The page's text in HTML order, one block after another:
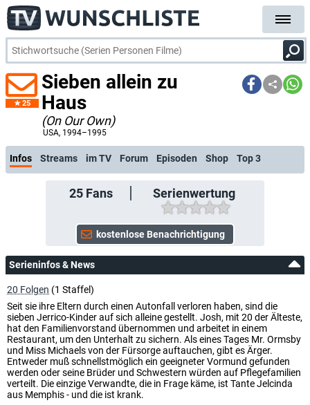
25
Sieben allein zu
Haus
(On Our Own)
USA, 1994–1995
kostenlose E-Mail-
Infos Streams im TV Forum Episoden Shop Top 3
25Fans Serienwertung
Serieninfos & News
20 Folgen (1 Staffel)
Seit sie ihre Eltern durch einen Autonfall verloren haben, sind die
sieben Jerrico-Kinder auf sich alleine gestellt. Josh, mit 20 der Älteste,
hat den Familienvorstand übernommen und arbeitet in einem
Restaurant, um den Unterhalt zu sichern. Als eines Tages Mr. Ormsby
und Miss Michaels von der Fürsorge auftauchen, gibt es Ärger.
Entweder muß schnellstmöglich ein geeigneter Vormund gefunden
werden oder seine Brüder und Schwestern würden auf Pflegefamilien
verteilt. Die einzige Verwandte, die in Frage käme, ist Tante Jelcinda
aus Memphis - und die ist krank.